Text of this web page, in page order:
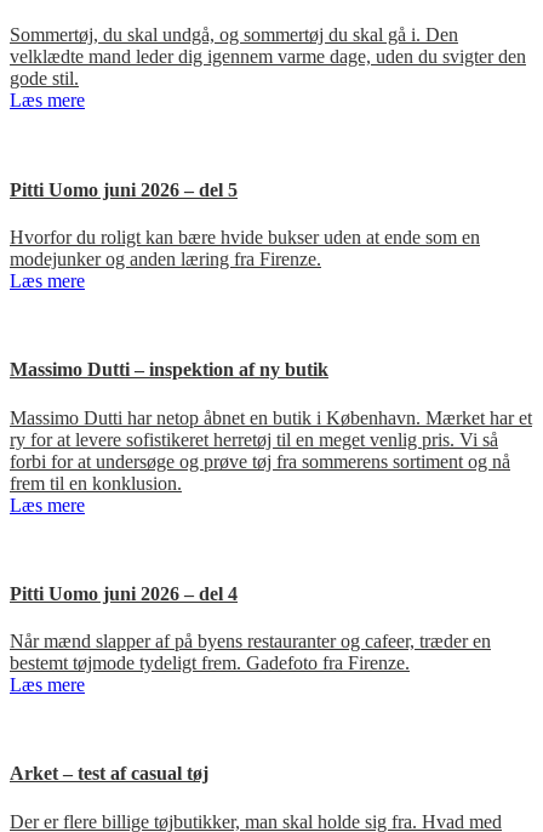
Sommertøj, du skal undgå, og sommertøj du skal gå i. Den
velklædte mand leder dig igennem varme dage, uden du svigter den
gode stil.
Læs mere
Pitti Uomo juni 2026 – del 5
Hvorfor du roligt kan bære hvide bukser uden at ende som en
modejunker og anden læring fra Firenze.
Læs mere
Massimo Dutti – inspektion af ny butik
Massimo Dutti har netop åbnet en butik i København. Mærket har et
ry for at levere sofistikeret herretøj til en meget venlig pris. Vi så
forbi for at undersøge og prøve tøj fra sommerens sortiment og nå
frem til en konklusion.
Læs mere
Pitti Uomo juni 2026 – del 4
Når mænd slapper af på byens restauranter og cafeer, træder en
bestemt tøjmode tydeligt frem. Gadefoto fra Firenze.
Læs mere
Arket – test af casual tøj
Der er flere billige tøjbutikker, man skal holde sig fra. Hvad med